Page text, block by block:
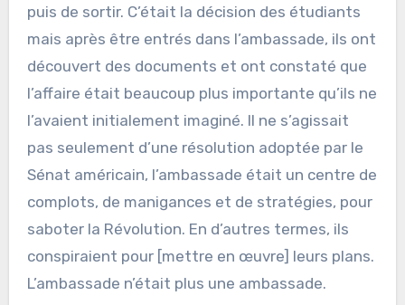
puis de sortir. C’était la décision des étudiants
mais après être entrés dans l’ambassade, ils ont
découvert des documents et ont constaté que
l’affaire était beaucoup plus importante qu’ils ne
l’avaient initialement imaginé. Il ne s’agissait
pas seulement d’une résolution adoptée par le
Sénat américain, l’ambassade était un centre de
complots, de manigances et de stratégies, pour
saboter la Révolution. En d’autres termes, ils
conspiraient pour [mettre en œuvre] leurs plans.
L’ambassade n’était plus une ambassade.